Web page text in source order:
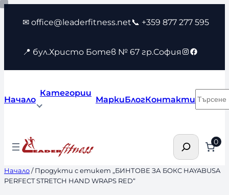
Към
съдържанието
✉ office@leaderfitness.net📞 +359 877 277 595
📍 бул.Христо Ботев № 67 гр.София Instagram
Facebook
Начало
Категории
МаркиБлогКонтакти
Търсене 0
Начало/ Продукти с етикет „БИНТОВЕ ЗА БОКС HAYABUSA
PERFECT STRETCH HAND WRAPS RED“